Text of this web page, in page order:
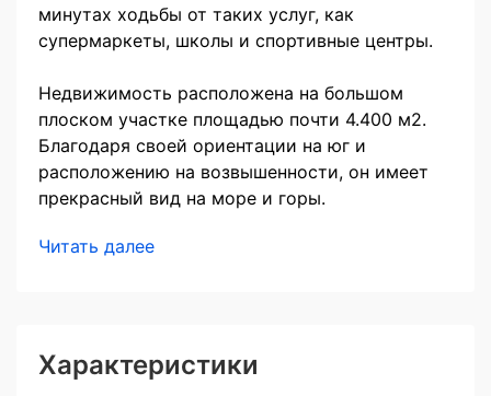
минутах ходьбы от таких услуг, как
супермаркеты, школы и спортивные центры.
Недвижимость расположена на большом
плоском участке площадью почти 4.400 м2.
Благодаря своей ориентации на юг и
расположению на возвышенности, он имеет
прекрасный вид на море и горы.
Читать далее
Характеристики